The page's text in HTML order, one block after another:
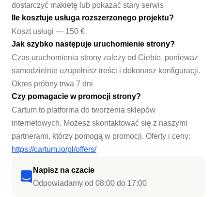
Napisz na czacie
Odpowiadamy od 08:00 do 17:00
dostarczyć makietę lub pokazać stary serwis
Ile kosztuje usługa rozszerzonego projektu?
Koszt usługi — 150 €
Jak szybko następuje uruchomienie strony?
Czas uruchomienia strony zależy od Ciebie, ponieważ
samodzielnie uzupełnisz treści i dokonasz konfiguracji.
Okres próbny trwa 7 dni
Czy pomagacie w promocji strony?
Cartum to platforma do tworzenia sklepów
internetowych. Możesz skontaktować się z naszymi
partnerami, którzy pomogą w promocji. Oferty i ceny:
https://cartum.io/pl/offers/